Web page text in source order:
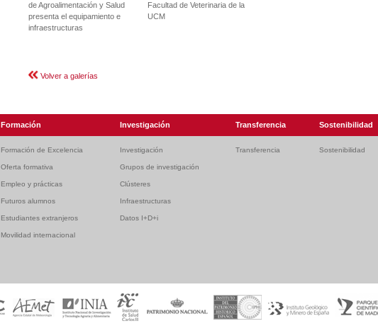
de Agroalimentación y Salud
presenta el equipamiento e
infraestructuras
Facultad de Veterinaria de la
UCM
Volver a galerías
Formación Investigación Transferencia Sostenibilidad
Formación de Excelencia Investigación Transferencia Sostenibilidad
Oferta formativa Grupos de investigación
Empleo y prácticas Clústeres
Futuros alumnos Infraestructuras
Estudiantes extranjeros Datos I+D+i
Movilidad internacional